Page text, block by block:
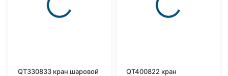
QT330833 кран шаровой
QT400822 кран